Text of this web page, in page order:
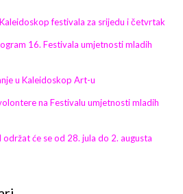
festivala za srijedu i četvrtak
16. Festivala umjetnosti mladih
u Kaleidoskop Art-u
na Festivalu umjetnosti mladih
će se od 28. jula do 2. augusta